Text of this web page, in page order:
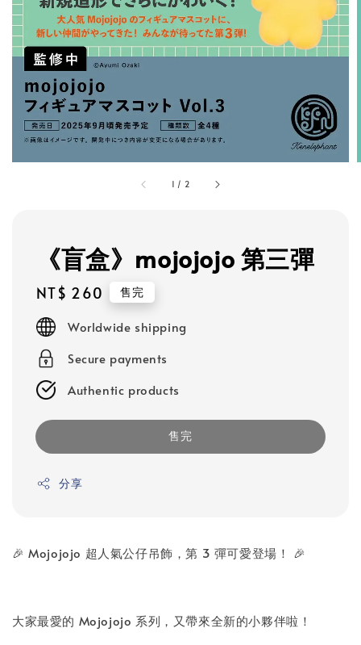
1 / 2
《盲盒》mojojojo 第三彈
Regular
price
NT$ 260 售完
Worldwide shipping
Secure payments
Authentic products
售完
分享
🎉 Mojojojo 超人氣公仔吊飾，第 3 彈可愛登場！ 🎉
大家最愛的 Mojojojo 系列，又帶來全新的小夥伴啦！